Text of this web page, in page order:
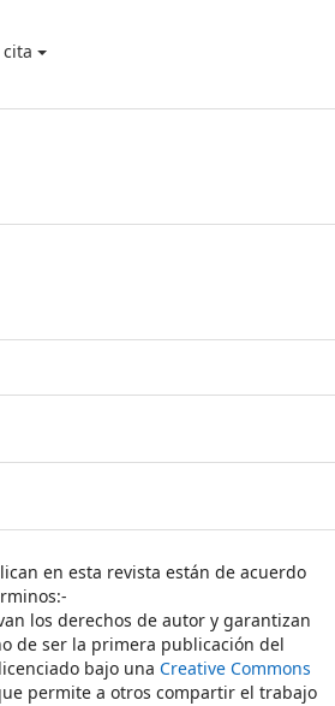
en esta revista están de acuerdo
los derechos de autor y garantizan
de ser la primera publicación del
bajo una Creative Commons
permite a otros compartir el trabajo